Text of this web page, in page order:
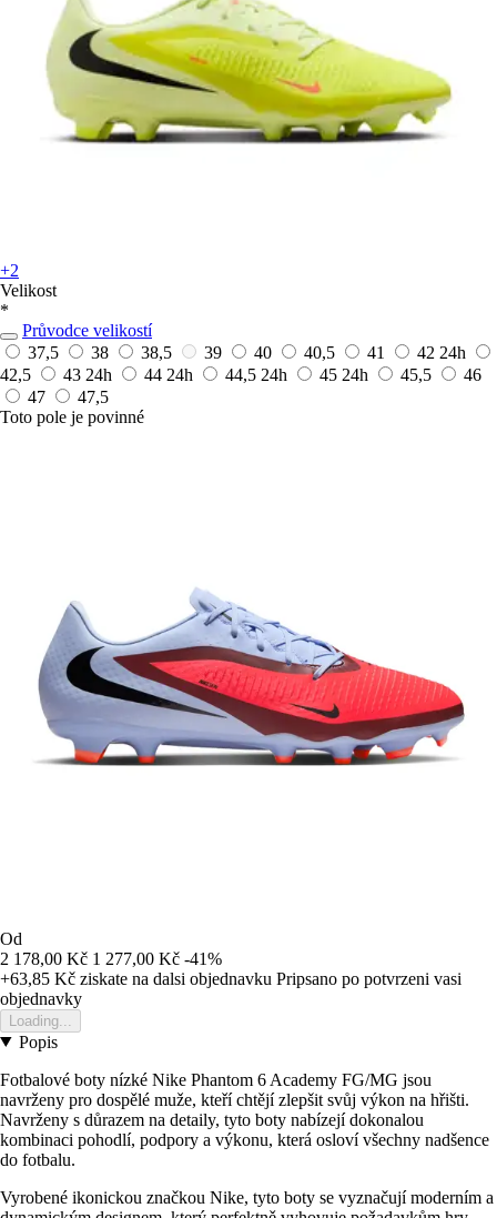
+2
Velikost
*
Průvodce velikostí
37,5
38 38,5 39 40 40,5 41 42 24h
42,5
43 24h 44 24h 44,5 24h 45 24h 45,5
46
47
47,5
Toto pole je povinné
Od
2 178,00 Kč 1 277,00 Kč -41%
+63,85 Kč ziskate na dalsi objednavku Pripsano po potvrzeni vasi
objednavky
Loading...
Popis
Fotbalové boty nízké Nike Phantom 6 Academy FG/MG jsou
navrženy pro dospělé muže, kteří chtějí zlepšit svůj výkon na hřišti.
Navrženy s důrazem na detaily, tyto boty nabízejí dokonalou
kombinaci pohodlí, podpory a výkonu, která osloví všechny nadšence
do fotbalu.
Vyrobené ikonickou značkou Nike, tyto boty se vyznačují moderním a